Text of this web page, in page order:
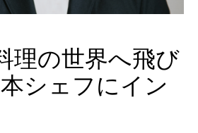
理の世界へ飛び
シェフにイン